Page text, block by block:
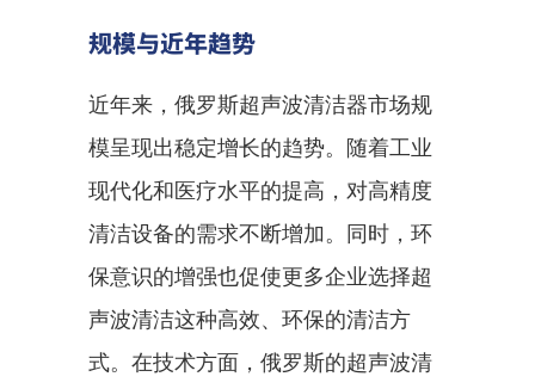
规模与近年趋势
近年来，俄罗斯超声波清洁器市场规
模呈现出稳定增长的趋势。随着工业
现代化和医疗水平的提高，对高精度
清洁设备的需求不断增加。同时，环
保意识的增强也促使更多企业选择超
声波清洁这种高效、环保的清洁方
式。在技术方面，俄罗斯的超声波清